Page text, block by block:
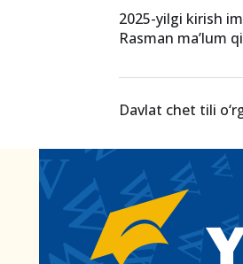
2025-yilgi kirish
Rasman ma’lum
Davlat chet tili